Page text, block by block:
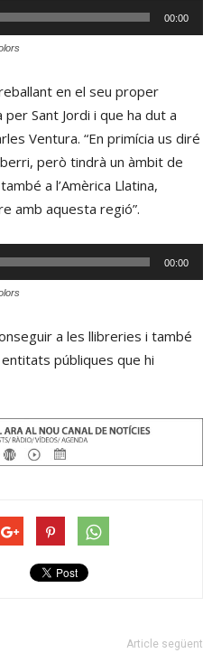
00:00
en el seu proper
Sant Jordi i que ha dut a
Ventura. “En primícia us diré
però tindrà un àmbit de
a l’Amèrica Llatina,
amb aquesta regió”.
00:00
a les llibreries i també
públiques que hi
Article següent